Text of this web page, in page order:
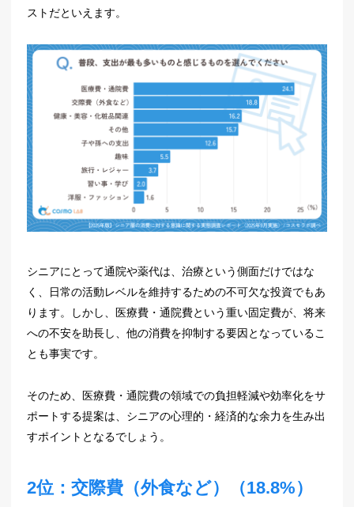
ストだといえます。
シニアにとって通院や薬代は、治療という側面だけではな
く、日常の活動レベルを維持するための不可欠な投資でもあ
ります。しかし、医療費・通院費という重い固定費が、将来
への不安を助長し、他の消費を抑制する要因となっているこ
とも事実です。
そのため、医療費・通院費の領域での負担軽減や効率化をサ
ポートする提案は、シニアの心理的・経済的な余力を生み出
すポイントとなるでしょう。
2位：交際費（外食など）（18.8%）